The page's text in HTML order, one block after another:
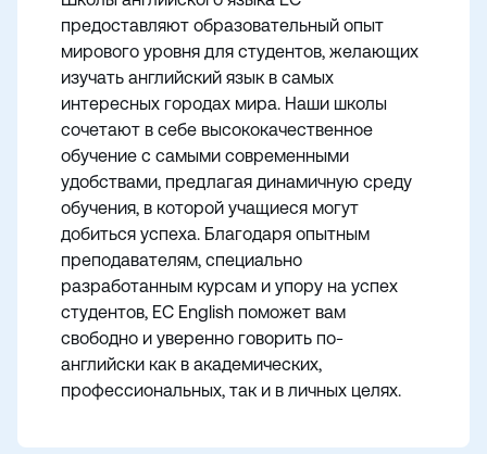
предоставляют образовательный опыт
мирового уровня для студентов, желающих
изучать английский язык в самых
интересных городах мира. Наши школы
сочетают в себе высококачественное
обучение с самыми современными
удобствами, предлагая динамичную среду
обучения, в которой учащиеся могут
добиться успеха. Благодаря опытным
преподавателям, специально
разработанным курсам и упору на успех
студентов, EC English поможет вам
свободно и уверенно говорить по-
английски как в академических,
профессиональных, так и в личных целях.